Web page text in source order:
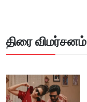
திரை விமர்சனம்